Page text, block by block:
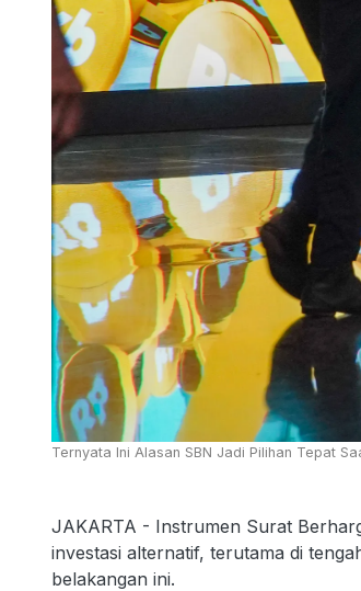
Ternyata Ini Alasan SBN Jadi Pilihan Tepat
JAKARTA - Instrumen Surat
investasi alternatif, terutama di
belakangan ini.